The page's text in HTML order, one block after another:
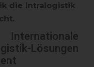
die Intralogistik
Lösungen